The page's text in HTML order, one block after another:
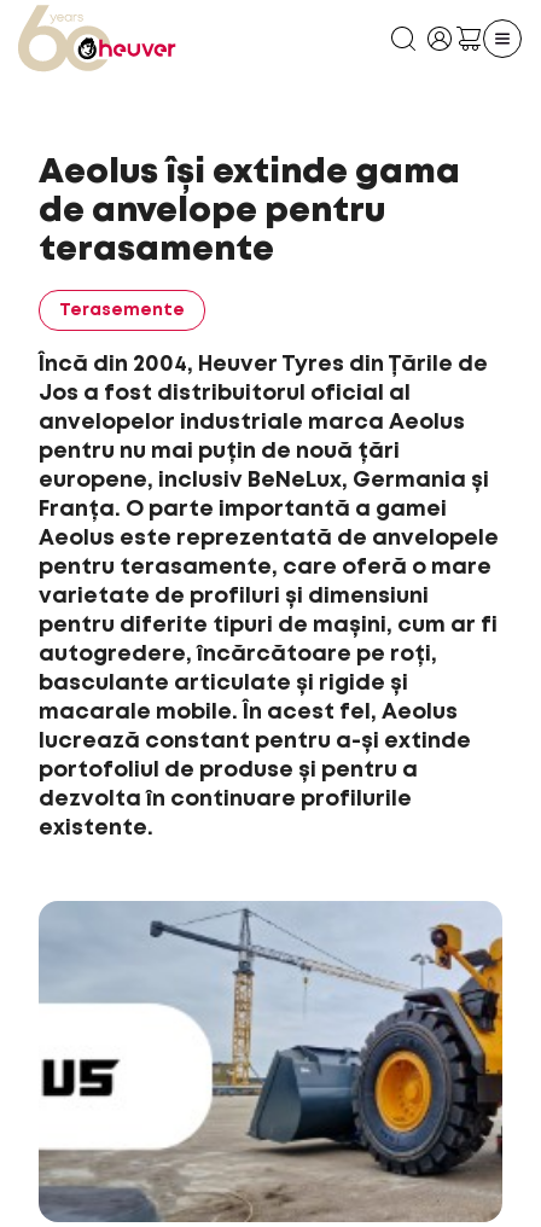
Aeolus își extinde gama
de anvelope pentru
terasamente
Terasemente
Încă din 2004, Heuver Tyres din Țările de
Jos a fost distribuitorul oficial al
anvelopelor industriale marca Aeolus
pentru nu mai puțin de nouă țări
europene, inclusiv BeNeLux, Germania și
Franța. O parte importantă a gamei
Aeolus este reprezentată de anvelopele
pentru terasamente, care oferă o mare
varietate de profiluri și dimensiuni
pentru diferite tipuri de mașini, cum ar fi
autogredere, încărcătoare pe roți,
basculante articulate și rigide și
macarale mobile. În acest fel, Aeolus
lucrează constant pentru a-și extinde
portofoliul de produse și pentru a
dezvolta în continuare profilurile
existente.